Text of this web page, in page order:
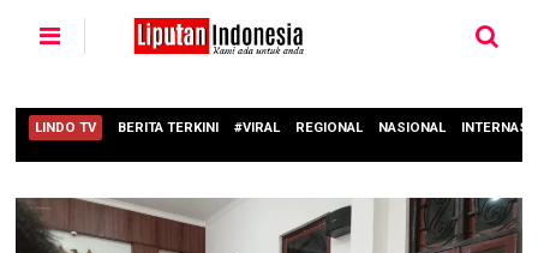
LINDO TV BERITA TERKINI #VIRAL REGIONAL NASIONAL